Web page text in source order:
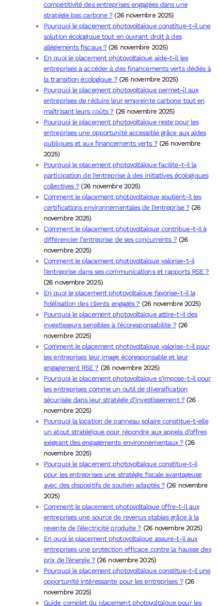
compétitivité des entreprises engagées dans une
stratégie bas carbone ? (26 novembre 2025)
Pourquoi le placement photovoltaïque constitue-t-il une
solution écologique tout en ouvrant droit à des
allègements fiscaux ? (26 novembre 2025)
En quoi le placement photovoltaïque aide-t-il les
entreprises à accéder à des financements verts dédiés à
la transition écologique ? (26 novembre 2025)
Pourquoi le placement photovoltaïque permet-il aux
entreprises de réduire leur empreinte carbone tout en
maîtrisant leurs coûts ? (26 novembre 2025)
Pourquoi le placement photovoltaïque reste pour les
entreprises une opportunité accessible grâce aux aides
publiques et aux financements verts ? (26 novembre
2025)
Pourquoi le placement photovoltaïque facilite-t-il la
participation de l’entreprise à des initiatives écologiques
collectives ? (26 novembre 2025)
Comment le placement photovoltaïque soutient-il les
certifications environnementales de l’entreprise ? (26
novembre 2025)
Comment le placement photovoltaïque contribue-t-il à
différencier l’entreprise de ses concurrents ? (26
novembre 2025)
Comment le placement photovoltaïque valorise-t-il
l’entreprise dans ses communications et rapports RSE ?
(26 novembre 2025)
En quoi le placement photovoltaïque favorise-t-il la
fidélisation des clients engagés ? (26 novembre 2025)
Pourquoi le placement photovoltaïque attire-t-il des
investisseurs sensibles à l’écoresponsabilité ? (26
novembre 2025)
Comment le placement photovoltaïque valorise-t-il pour
les entreprises leur image écoresponsable et leur
engagement RSE ? (26 novembre 2025)
Pourquoi le placement photovoltaïque s’impose-t-il pour
les entreprises comme un outil de diversification
sécurisée dans leur stratégie d’investissement ? (26
novembre 2025)
Pourquoi la location de panneau solaire constitue-t-elle
un atout stratégique pour répondre aux appels d’offres
exigeant des engagements environnementaux ? (26
novembre 2025)
Pourquoi le placement photovoltaïque constitue-t-il
pour les entreprises une stratégie fiscale avantageuse
avec des dispositifs de soutien adaptés ? (26 novembre
2025)
Comment le placement photovoltaïque offre-t-il aux
entreprises une source de revenus stables grâce à la
revente de l’électricité produite ? (26 novembre 2025)
En quoi le placement photovoltaïque assure-t-il aux
entreprises une protection efficace contre la hausse des
prix de l’énergie ? (26 novembre 2025)
Pourquoi le placement photovoltaïque constitue-t-il une
opportunité intéressante pour les entreprises ? (26
novembre 2025)
Guide complet du placement photovoltaïque pour les